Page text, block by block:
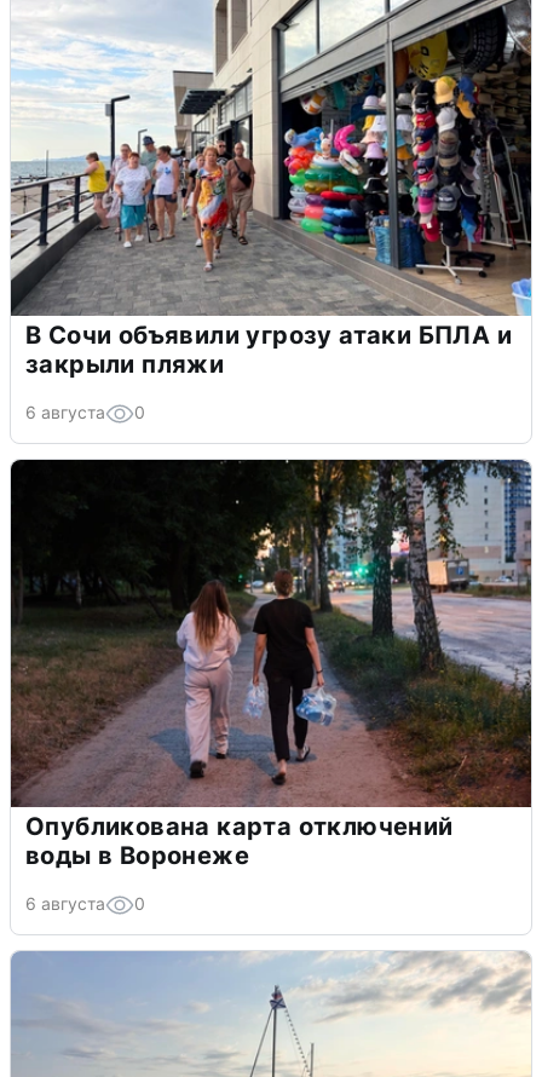
В Сочи объявили угрозу атаки БПЛА и
закрыли пляжи
6 августа 0
Опубликована карта отключений
воды в Воронеже
6 августа 0